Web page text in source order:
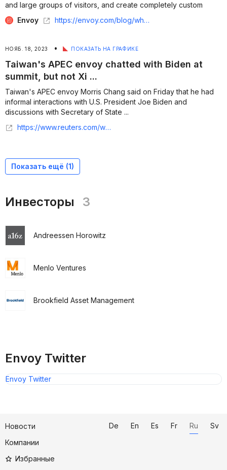
and large groups of visitors, and create completely custom
admin roles from scratch....
Envoy https://envoy.com/blog/whats-new-in-envoy-for-january-2024
НОЯБ. 18, 2023 • ПОКАЗАТЬ НА ГРАФИКЕ
Taiwan's APEC envoy chatted with Biden at
summit, but not Xi ...
Taiwan's APEC envoy Morris Chang said on Friday that he had
informal interactions with U.S. President Joe Biden and
discussions with Secretary of State ...
https://www.reuters.com/world/asia-pacific/taiwans-apec-envoy-chatted-with-biden-not-xi-2023-11-18/
Показать ещё (1)
Инвесторы 3
Andreessen Horowitz
Menlo Ventures
Brookfield Asset Management
Envoy Twitter
Envoy Twitter
Новости
Компании
Избранные
De En Es Fr Ru Sv